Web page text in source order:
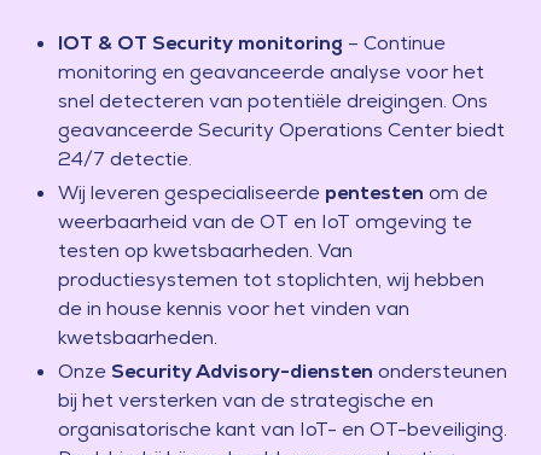
IOT & OT Security monitoring – Continue
monitoring en geavanceerde analyse voor het
snel detecteren van potentiële dreigingen. Ons
geavanceerde Security Operations Center biedt
24/7 detectie.
Wij leveren gespecialiseerde pentesten om de
weerbaarheid van de OT en IoT omgeving te
testen op kwetsbaarheden. Van
productiesystemen tot stoplichten, wij hebben
de in house kennis voor het vinden van
kwetsbaarheden.
Onze Security Advisory-diensten ondersteunen
bij het versterken van de strategische en
organisatorische kant van IoT- en OT-beveiliging.